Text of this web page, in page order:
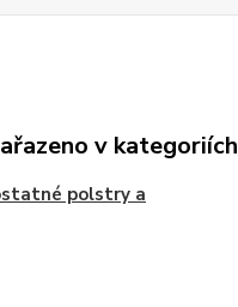
v kategoriích
polstry a